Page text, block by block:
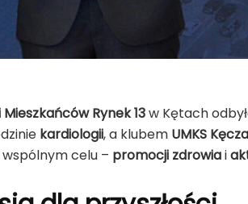
Rynek 13w Kętach
kardiologii, a klubem UMKS
celu – promocji zdrowiai